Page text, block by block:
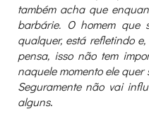
também acha que
barbárie. O homem que
qualquer, está refletindo
pensa, isso não tem
naquele momento ele
Seguramente não vai
alguns.